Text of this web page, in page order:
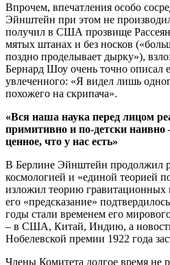
Впрочем, впечатления особо
Эйнштейн при этом не
получил в США прозвище
мятых штанах и без носков
поздно проделывает дырку»),
Бернард Шоу очень точно описал
увлеченного: «Я видел лишь
похожего на скрипача».
«Вся наша наука перед лицом
примитивно и по-детски наивно
ценное, что у нас есть»
В Берлине Эйнштейн продолжил
космологией и «единой теорией
изложил теорию гравитационных
его «предсказание»
годы стали временем его
– в США, Китай, Индию, а
Нобелевской премии 1922 года
Члены Комитета долгое время не